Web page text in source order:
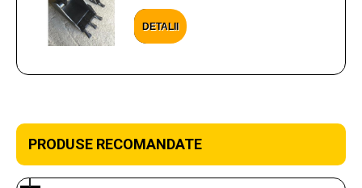
DETALII
PRODUSE RECOMANDATE